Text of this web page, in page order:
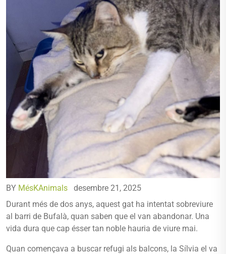
BY MésKAnimals
desembre 21, 2025
Durant més de dos anys, aquest gat ha intentat sobreviure
al barri de Bufalà, quan saben que el van abandonar. Una
vida dura que cap ésser tan noble hauria de viure mai.
Quan començava a buscar refugi als balcons, la Sílvia el va